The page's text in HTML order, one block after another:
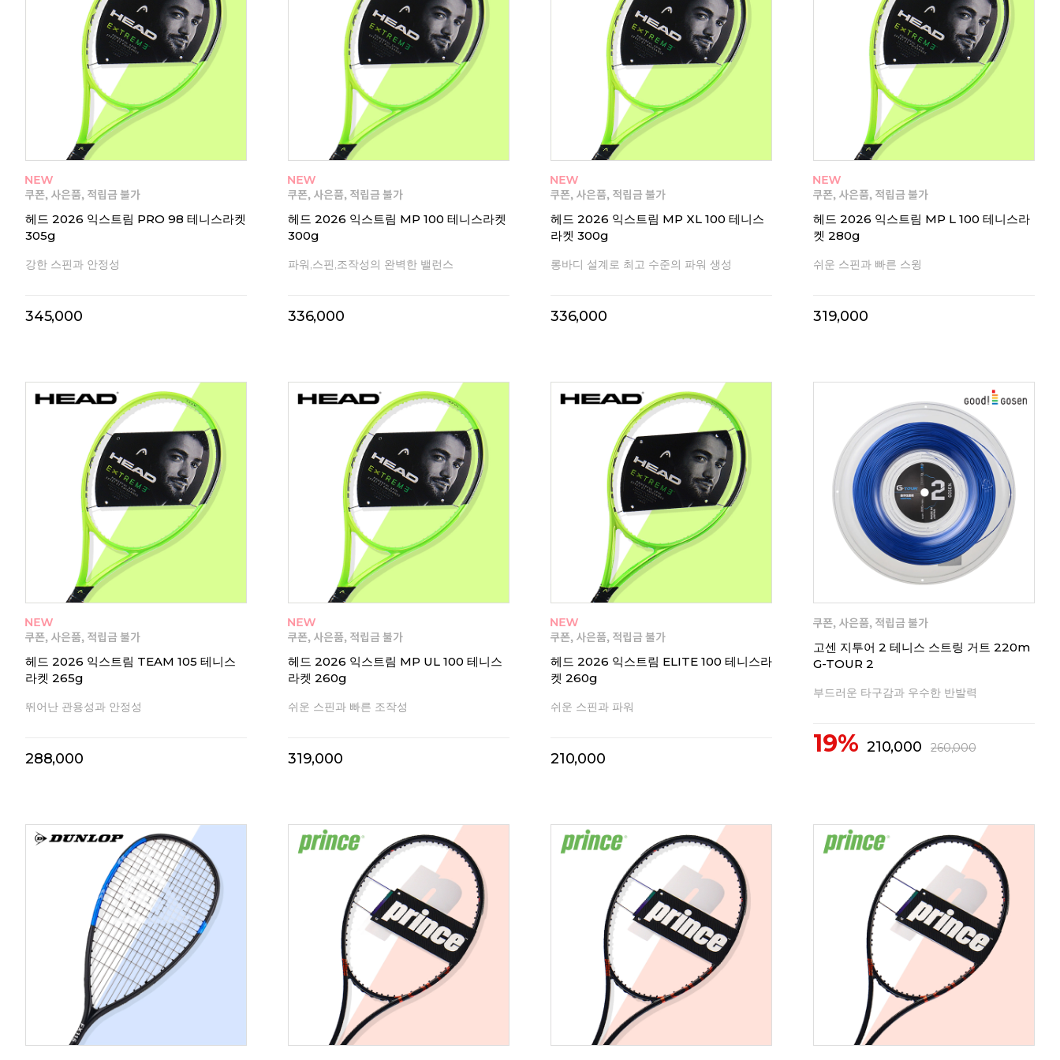
헤드 2026 익스트림 PRO 98 테니스라켓
305g
강한 스핀과 안정성
345,000
헤드 2026 익스트림 MP 100 테니스라켓
300g
파워,스핀,조작성의 완벽한 밸런스
336,000
헤드 2026 익스트림 MP XL 100 테니스
라켓 300g
롱바디 설계로 최고 수준의 파워 생성
336,000
헤드 2026 익스트림 MP L 100 테니스라
켓 280g
쉬운 스핀과 빠른 스윙
319,000
헤드 2026 익스트림 TEAM 105 테니스
라켓 265g
뛰어난 관용성과 안정성
288,000
헤드 2026 익스트림 MP UL 100 테니스
라켓 260g
쉬운 스핀과 빠른 조작성
319,000
헤드 2026 익스트림 ELITE 100 테니스라
켓 260g
쉬운 스핀과 파워
210,000
고센 지투어 2 테니스 스트링 거트 220m
G-TOUR 2
부드러운 타구감과 우수한 반발력
19% 210,000 260,000